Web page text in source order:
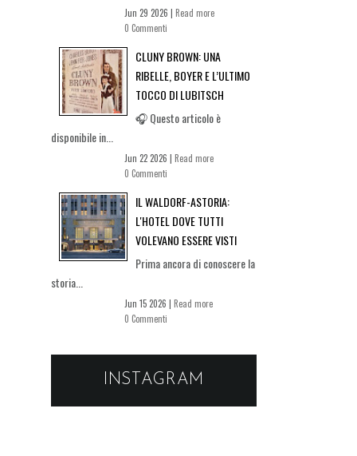
Jun 29 2026 | Read more
0 Commenti
CLUNY BROWN: UNA
RIBELLE, BOYER E L’ULTIMO
TOCCO DI LUBITSCH
🎧 Questo articolo è
disponibile in...
Jun 22 2026 | Read more
0 Commenti
IL WALDORF-ASTORIA:
L'HOTEL DOVE TUTTI
VOLEVANO ESSERE VISTI
Prima ancora di conoscere la
storia...
Jun 15 2026 | Read more
0 Commenti
INSTAGRAM